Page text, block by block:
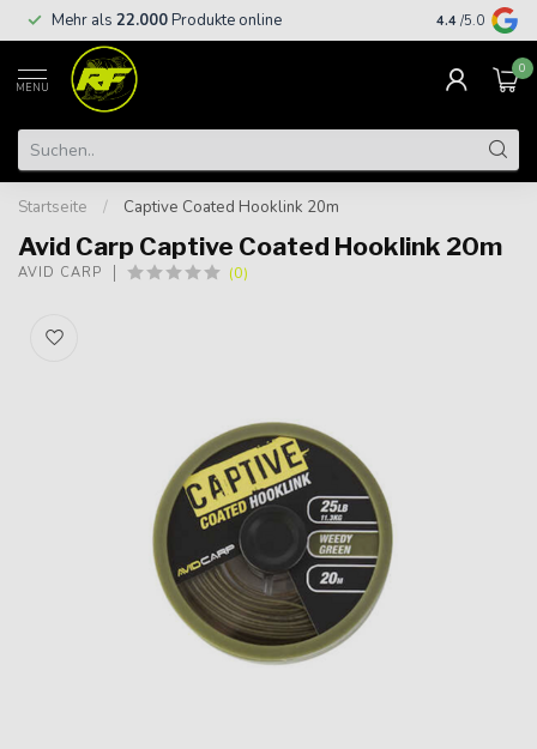
Mehr als 22.000Produkte online Kostenloser
€
4.4 /5.0
MENU
0
Startseite / Captive Coated Hooklink 20m
Avid Carp Captive Coated Hooklink 20m
AVID CARP (0)